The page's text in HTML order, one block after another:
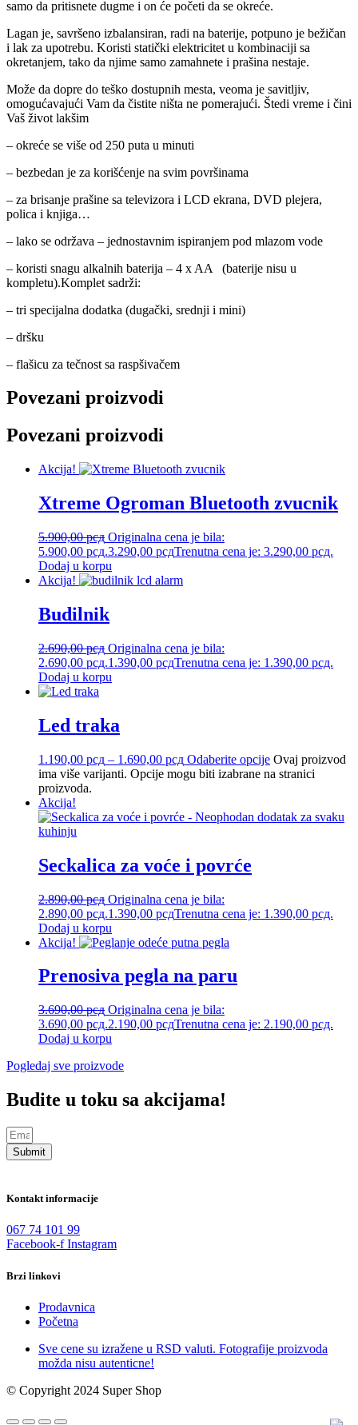
samo da pritisnete dugme i on će početi da se okreće.
Lagan je, savršeno izbalansiran, radi na baterije, potpuno je bežičan
i lak za upotrebu. Koristi statički elektricitet u kombinaciji sa
okretanjem, tako da njime samo zamahnete i prašina nestaje.
Može da dopre do teško dostupnih mesta, veoma je savitljiv,
omogućavajući Vam da čistite ništa ne pomerajući. Štedi vreme i čini
Vaš život lakšim
– okreće se više od 250 puta u minuti
– bezbedan je za korišćenje na svim površinama
– za brisanje prašine sa televizora i LCD ekrana, DVD plejera,
polica i knjiga…
– lako se održava – jednostavnim ispiranjem pod mlazom vode
– koristi snagu alkalnih baterija – 4 x AA (baterije nisu u
kompletu).Komplet sadrži:
– tri specijalna dodatka (dugački, srednji i mini)
– dršku
– flašicu za tečnost sa raspšivačem
Povezani proizvodi
Povezani proizvodi
Akcija!
Xtreme Ogroman Bluetooth zvucnik
5.900,00рсд Originalna cena je bila:
5.900,00 рсд.3.290,00 рсдTrenutna cena je: 3.290,00 рсд.
Dodaj u korpu
Akcija!
Budilnik
2.690,00рсд Originalna cena je bila:
2.690,00 рсд.1.390,00 рсдTrenutna cena je: 1.390,00 рсд.
Dodaj u korpu
Led traka
1.190,00 рсд – 1.690,00 рсд Odaberite opcije Ovaj proizvod
ima više varijanti. Opcije mogu biti izabrane na stranici
proizvoda.
Akcija!
Seckalica za voće i povrće
2.890,00рсд Originalna cena je bila:
2.890,00 рсд.1.390,00 рсдTrenutna cena je: 1.390,00 рсд.
Dodaj u korpu
Akcija!
Prenosiva pegla na paru
3.690,00рсд Originalna cena je bila:
3.690,00 рсд.2.190,00 рсдTrenutna cena je: 2.190,00 рсд.
Dodaj u korpu
Pogledaj sve proizvode
Budite u toku sa akcijama!
Submit
Kontakt informacije
067 74 101 99
Facebook-f Instagram
Brzi linkovi
Prodavnica
Početna
Sve cene su izražene u RSD valuti. Fotografije proizvoda
možda nisu autenticne!
© Copyright 2024 Super Shop